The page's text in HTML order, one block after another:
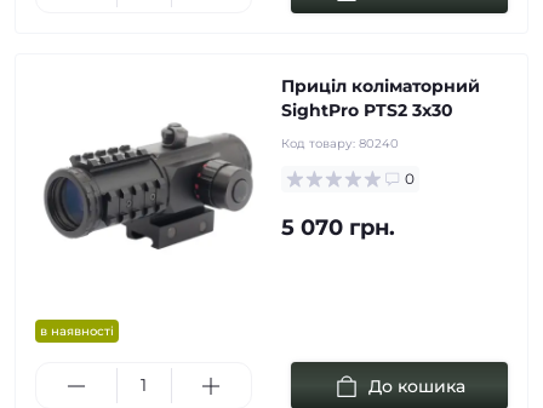
в наявності
Приціл коліматорний
SightPro PTS2 3x30
Код товару: 80240
0
5 070 грн.
До кошика